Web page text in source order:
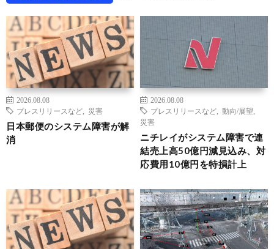
2026.08.08
プレスリリースなど
災害
日本郵便のシステム障害が解
消
2026.08.08
プレスリリースなど
動向/展望
災害
ニチレイがシステム障害で連
結売上高50億円減見込み、対
応費用10億円を特損計上